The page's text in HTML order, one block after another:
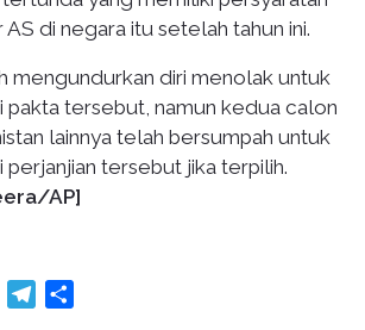
di negara itu setelah tahun ini.
mengundurkan diri menolak untuk
pakta tersebut, namun kedua calon
lainnya telah bersumpah untuk
perjanjian tersebut jika terpilih.
AP]
Line Telegram